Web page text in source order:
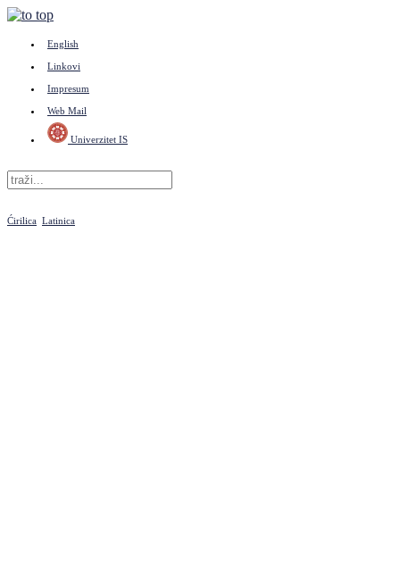
English
Linkovi
Impresum
Web Mail
Univerzitet IS
Ćirilica Latinica